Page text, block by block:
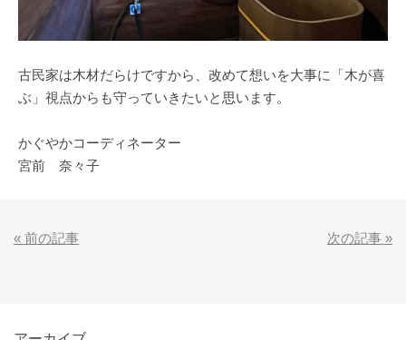
古民家は木材だらけですから、改めて想いを大事に「木が喜
ぶ」視点からも守っていきたいと思います。
かぐやかコーディネーター
宮前 奈々子
« 前の記事 次の記事 »